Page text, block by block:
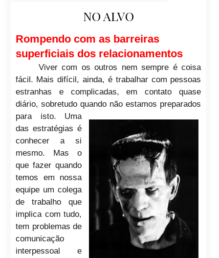
NO ALVO
Rompendo com as barreiras
superficiais dos relacionamentos
Viver com os outros nem sempre é coisa
fácil. Mais difícil, ainda, é trabalhar com pessoas
estranhas e complicadas, em contato quase
diário, sobretudo quando não estamos preparados
para isto. Uma
das estratégias é
conhecer a si
mesmo. Mas o
que fazer quando
temos em nossa
equipe um colega
de trabalho que
implica com tudo,
tem problemas de
comunicação
interpessoal e